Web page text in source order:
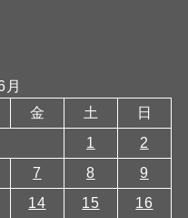
月
金 土
日
1
2
7 8
9
14 15
16